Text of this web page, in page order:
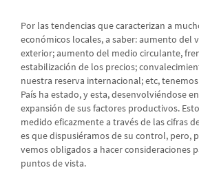
Por las tendencias que caracterizan a
económicos locales, a saber: aumento del
exterior; aumento del medio circulante,
estabilización de los precios;
nuestra reserva internacional; etc,
País ha estado, y esta, desenvolviéndose
expansión de sus factores productivos.
medido eficazmente a través de las cifras
es que dispusiéramos de su control, pero,
vemos obligados a hacer consideraciones
puntos de vista.